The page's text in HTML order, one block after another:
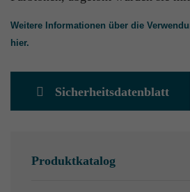
Weitere Informationen über die
hier.
Sicherheitsdatenblatt
Produktkatalog